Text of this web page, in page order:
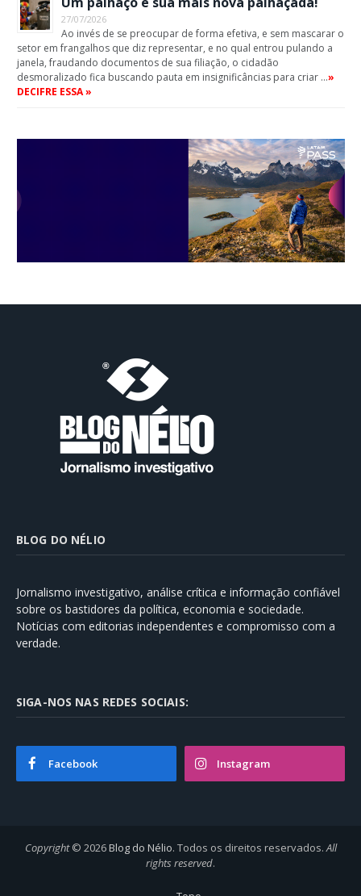
27/07/2026
Ao invés de se preocupar de forma efetiva, e sem mascarar o
setor em frangalhos que diz representar, e no qual entrou pulando a
janela, fraudando documentos de sua filiação, o cidadão
desmoralizado fica buscando pauta em insignificâncias para criar …»
DECIFRE ESSA »
BLOG DO NÉLIO
Jornalismo investigativo, análise crítica e informação confiável
sobre os bastidores da política, economia e sociedade.
Notícias com editorias independentes e compromisso com a
verdade.
SIGA-NOS NAS REDES SOCIAIS:
Facebook Instagram
Copyright© 2026Blog do Nélio. Todos os direitos reservados. All
rights reserved.